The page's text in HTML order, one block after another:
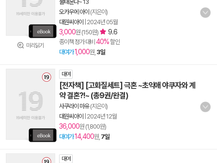
미리읽기
불태운다~ 13
오카우에 아이 (지은이)
대원씨아이
2024년 05월
3,000원 (150원) 9.6
종이책 정가 대비 40%할인
대여가1,000원, 3일
대여
[전자책] [고화질세트] 극혼 ~초익애 야쿠자와 계
약 결혼?!~ (총9권/완결)
사쿠라이 마유(지은이)
대원씨아이
2024년 12월
36,000원 (1,800원)
대여가14,400원, 7일
대여